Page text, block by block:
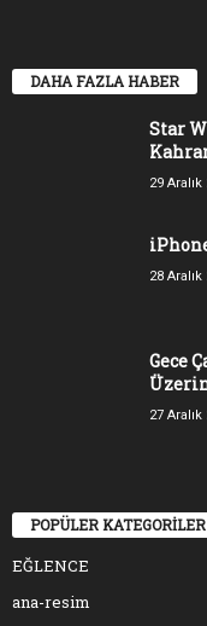
DAHA FAZLA HABER
Star
29 Aralık
28 Aralık
Gece
27 Aralık
POPÜLER KATEGORİLER
EĞLENCE
ana-resim